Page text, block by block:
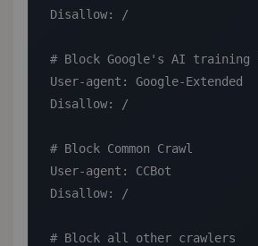
Disallow: /
# Block Google's AI training
User-agent: Google-Extended
Disallow: /
# Block Common Crawl
User-agent: CCBot
Disallow: /
# Block all other crawlers